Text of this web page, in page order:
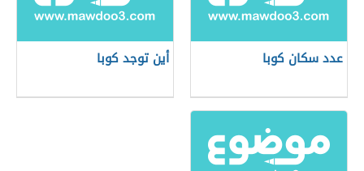
عدد سكان كوبا أين توجد كوبا